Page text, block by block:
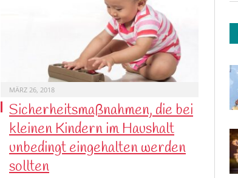
MÄRZ 26, 2018
Sicherheitsmaßnahmen, die bei
kleinen Kindern im Haushalt
unbedingt eingehalten werden
sollten